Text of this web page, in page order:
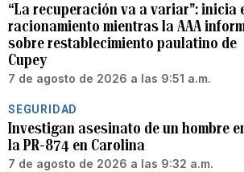
“La recuperación va a variar”: inicia
racionamiento mientras la AAA
sobre restablecimiento paulatino de
Cupey
7 de agosto de 2026 a las 9:51 a.m.
SEGURIDAD
Investigan asesinato de un hombre
la PR-874 en Carolina
7 de agosto de 2026 a las 9:32 a.m.